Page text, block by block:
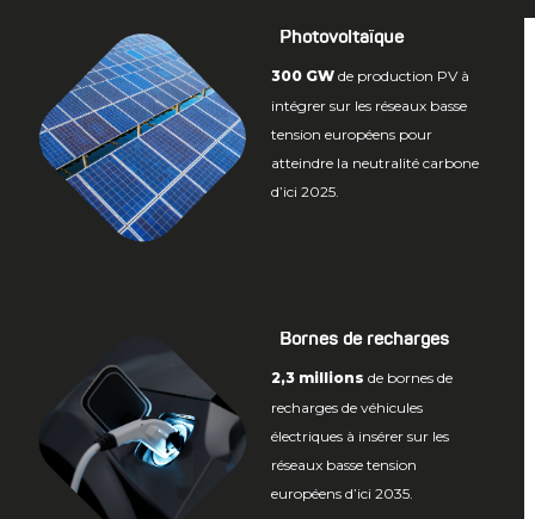
Photovoltaïque
300 GW de production PV à
intégrer sur les réseaux basse
tension européens pour
atteindre la neutralité carbone
d’ici 2025.
Bornes de recharges
2,3 millions de bornes de
recharges de véhicules
électriques à insérer sur les
réseaux basse tension
européens d’ici 2035.